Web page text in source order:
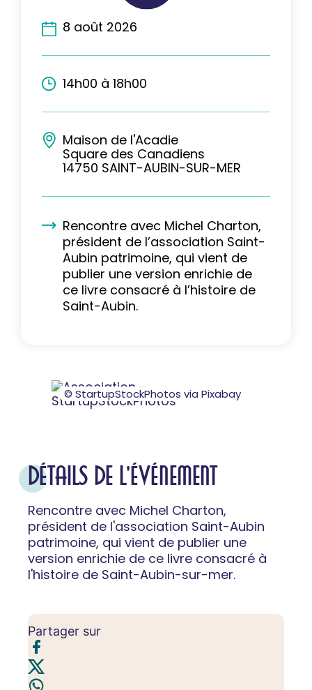
© StartupStockPhotos via Pixabay
8 août 2026
14h00 à 18h00
Maison de l'Acadie
Square des Canadiens
14750 SAINT-AUBIN-SUR-MER
Rencontre avec Michel Charton,
président de l’association Saint-
Aubin patrimoine, qui vient de
publier une version enrichie de
ce livre consacré à l’histoire de
Saint-Aubin.
DÉTAILS DE L'ÉVÉNEMENT
Rencontre avec Michel Charton,
président de l'association Saint-Aubin
patrimoine, qui vient de publier une
version enrichie de ce livre consacré à
l'histoire de Saint-Aubin-sur-mer.
Partager sur